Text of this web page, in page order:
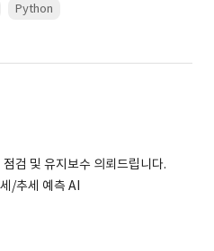
Python
검 및 유지보수 의뢰드립니다.
/추세 예측 AI